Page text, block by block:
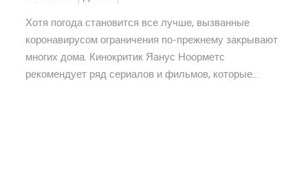
Хотя погода становится все лучше, вызванные
коронавирусом ограничения по-прежнему закрывают
многих дома. Кинокритик Яанус Ноорметс
рекомендует ряд сериалов и фильмов, которые...